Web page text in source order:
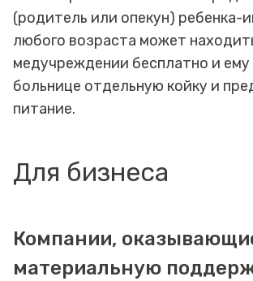
(родитель или опекун) ребенка-
любого возраста может
медучреждении бесплатно и ему
больнице отдельную койку и
питание.
Для бизнеса
Компании,
материальную